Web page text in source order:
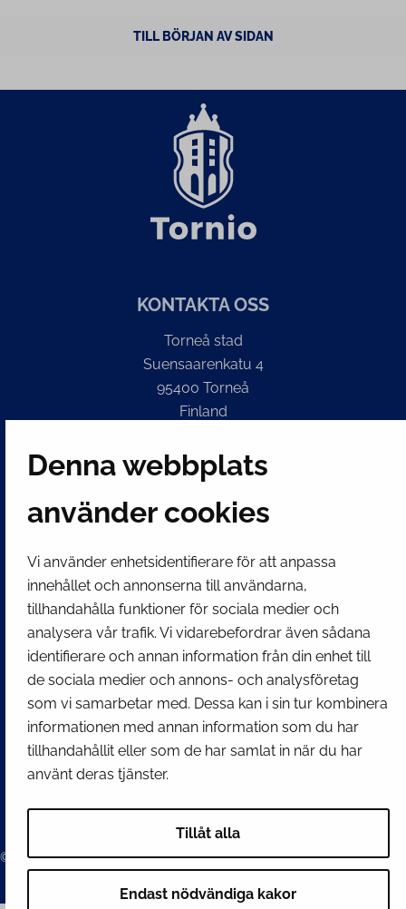
Denna webbplats
använder cookies
Vi använder enhetsidentifierare för att anpassa
innehållet och annonserna till användarna,
tillhandahålla funktioner för sociala medier och
analysera vår trafik. Vi vidarebefordrar även sådana
identifierare och annan information från din enhet till
de sociala medier och annons- och analysföretag
som vi samarbetar med. Dessa kan i sin tur kombinera
informationen med annan information som du har
tillhandahållit eller som de har samlat in när du har
använt deras tjänster.
Tillåt alla
Endast nödvändiga kakor
TILL BÖRJAN AV SIDAN
KONTAKTA OSS
Torneå stad
Suensaarenkatu 4
95400 Torneå
Finland
(kl 8 – 16) + 358 16 432 11
E-post
kirjaamo@tornio.fi
SNABBLÄNKAR
Visa mina inställningar för kakor
SOCIALA MEDIER
Facebook InstagramSpotify LinkedIn YouTube
© 2026 Tornion kaupunki